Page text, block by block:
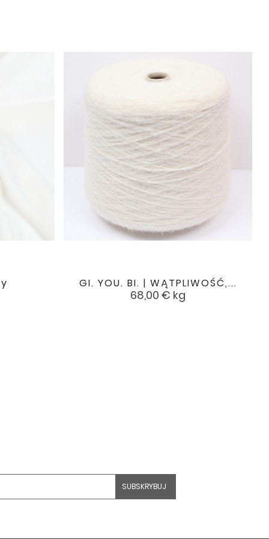
favorite
GI. YOU. BI. | WĄTPLIWOŚĆ,...
Cena
68,00 € kg
